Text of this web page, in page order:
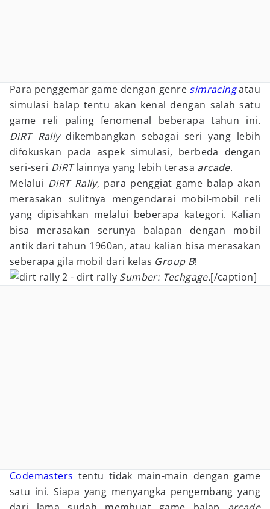
Para penggemar game dengan genre simracingatau
simulasi balap tentu akan kenal dengan salah satu
game reli paling fenomenal beberapa tahun ini.
DiRT Rallydikembangkan sebagai seri yang lebih
difokuskan pada aspek simulasi, berbeda dengan
seri-seri DiRTlainnya yang lebih terasa arcade.
Melalui DiRT Rally, para penggiat game balap akan
merasakan sulitnya mengendarai mobil-mobil reli
yang dipisahkan melalui beberapa kategori. Kalian
bisa merasakan serunya balapan dengan mobil
antik dari tahun 1960an, atau kalian bisa merasakan
seberapa gila mobil dari kelas Group B!
Sumber: Techgage.[/caption]
Codemasters tentu tidak main-main dengan game
satu ini. Siapa yang menyangka pengembang yang